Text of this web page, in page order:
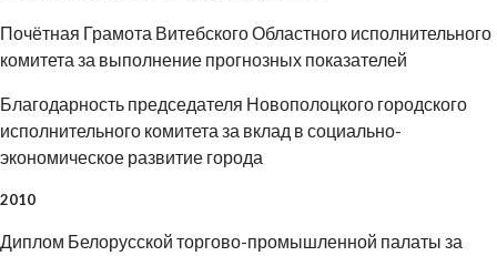
Почётная Грамота Витебского Областного исполнительного
комитета за выполнение прогнозных показателей
Благодарность председателя Новополоцкого городского
исполнительного комитета за вклад в социально-
экономическое развитие города
2010
Диплом Белорусской торгово-промышленной палаты за